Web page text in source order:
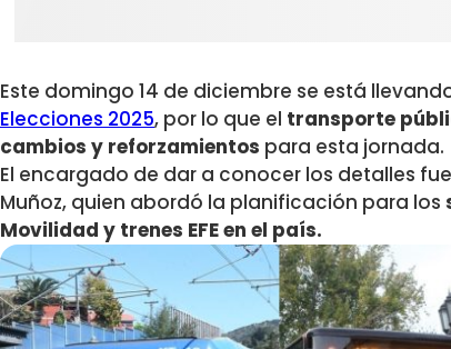
Este domingo 14 de diciembre se está
Elecciones 2025, por lo que el transporte
cambios y reforzamientos para esta jornada.
El encargado de dar a conocer los detalles
Muñoz, quien abordó la planificación para los
Movilidad y trenes EFE en el país.